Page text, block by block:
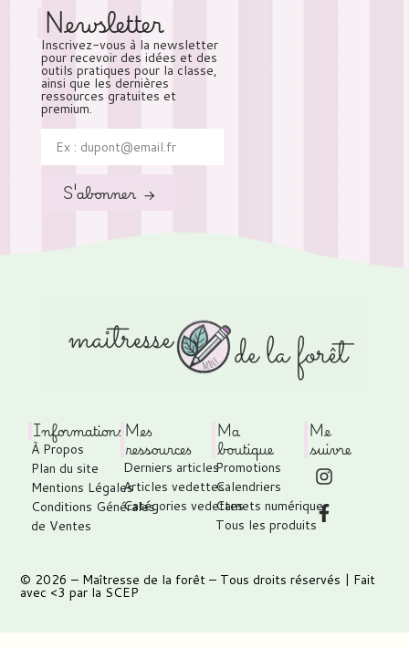
Newsletter
Inscrivez-vous à la newsletter
pour recevoir des idées et des
outils pratiques pour la classe,
ainsi que les dernières
ressources gratuites et
premium.
S'abonner →
Informations
À Propos
Plan du site
Mentions Légales
Conditions Générales
de Ventes
Mes
ressources
Derniers articles
Articles vedettes
Catégories vedettes
Ma
boutique
Promotions
Calendriers
Carnets numérique
Tous les produits
Me
suivre
© 2026 – Maîtresse de la forêt – Tous droits réservés | Fait
avec <3 par la SCEP